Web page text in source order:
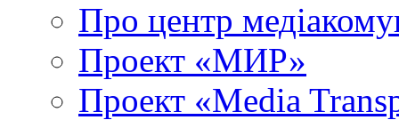
Про центр
Проект «МИР»
Проект «Media